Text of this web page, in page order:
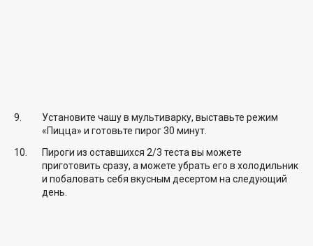
Установите чашу в мультиварку, выставьте режим
«Пицца» и готовьте пирог 30 минут.
Пироги из оставшихся 2/3 теста вы можете
приготовить сразу, а можете убрать его в холодильник
и побаловать себя вкусным десертом на следующий
день.